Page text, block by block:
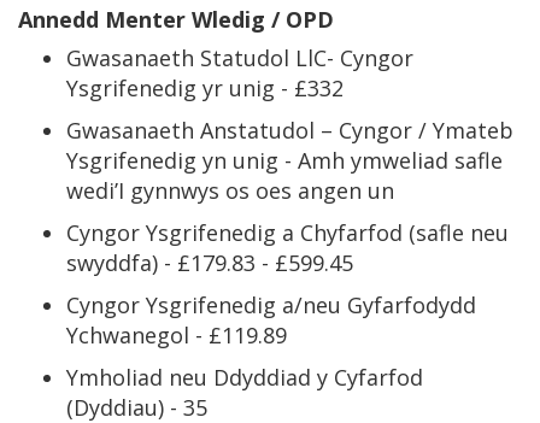
Annedd Menter Wledig / OPD
Gwasanaeth Statudol LlC- Cyngor
Ysgrifenedig yr unig - £332
Gwasanaeth Anstatudol – Cyngor / Ymateb
Ysgrifenedig yn unig - Amh ymweliad safle
wedi’I gynnwys os oes angen un
Cyngor Ysgrifenedig a Chyfarfod (safle neu
swyddfa) - £179.83 - £599.45
Cyngor Ysgrifenedig a/neu Gyfarfodydd
Ychwanegol - £119.89
Ymholiad neu Ddyddiad y Cyfarfod
(Dyddiau) - 35